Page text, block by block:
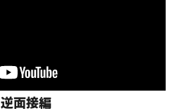
逆面接編